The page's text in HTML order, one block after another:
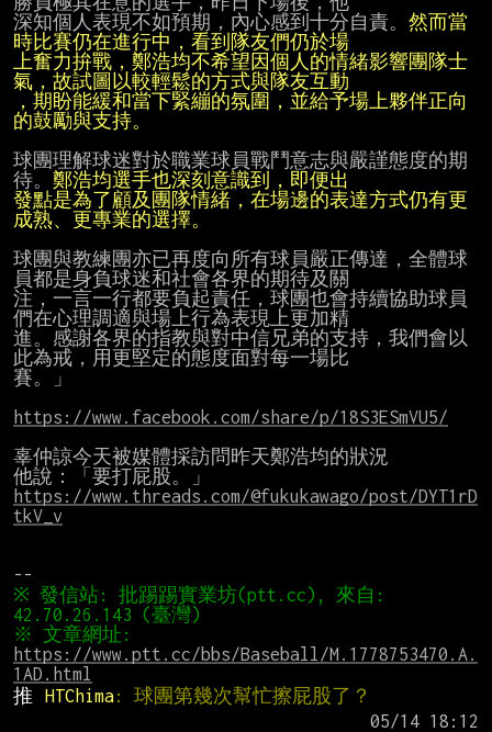
深知個人表現不如預期，內心感到十分自責。 然而當
上奮力拚戰，鄭浩均不希望因個人的情緒影響團隊士
，期盼能緩和當下緊繃的氛圍，並給予場上夥伴正向
的鼓勵與支持。
球團理解球迷對於職業球員戰鬥意志與嚴謹態度的期
待。
發點是為了顧及團隊情緒，在場邊的表達方式仍有更
成熟、更專業的選擇。
球團與教練團亦已再度向所有球員嚴正傳達，全體球
員都是身負球迷和社會各界的期待及關
注，一言一行都要負起責任，球團也會持續協助球員
們在心理調適與場上行為表現上更加精
進。感謝各界的指教與對中信兄弟的支持，我們會以
此為戒，用更堅定的態度面對每一場比
賽。」
https://www.facebook.com/share/p/18S3ESmVU5/
辜仲諒今天被媒體採訪問昨天鄭浩均的狀況
https://www.threads.com/@fukukawago/post/DYT1rD
tkV_v
※ 發信站: 批踢踢實業坊(ptt.cc), 來自:
https://www.ptt.cc/bbs/Baseball/M.1778753470.A.
1AD.html
推
HTChima: 球團第幾次幫忙擦屁股了？